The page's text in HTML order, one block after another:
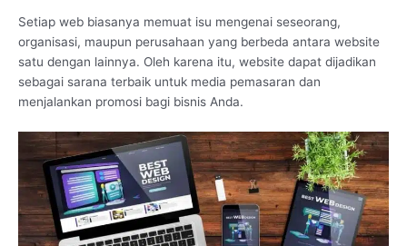
Setiap web biasanya memuat isu mengenai seseorang,
organisasi, maupun perusahaan yang berbeda antara website
satu dengan lainnya. Oleh karena itu, website dapat dijadikan
sebagai sarana terbaik untuk media pemasaran dan
menjalankan promosi bagi bisnis Anda.